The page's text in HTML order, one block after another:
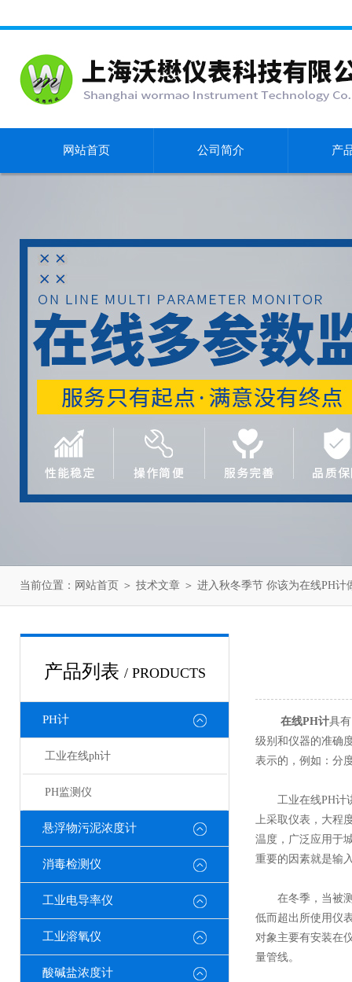
网站首页 公司简介 产
当前位置： 网站首页 ＞ 技术文章 ＞ 进入秋冬季节 你该为在线PH计
产品列表 / PRODUCTS
PH计
工业在线ph计
PH监测仪
悬浮物污泥浓度计
消毒检测仪
工业电导率仪
工业溶氧仪
酸碱盐浓度计
在线PH计具
级别和仪器的准确
表示的，例如：分
工业在线PH计讲
上采取仪表，大程
温度，广泛应用于
重要的因素就是输
在冬季，当被测
低而超出所使用仪
对象主要有安装在
量管线。